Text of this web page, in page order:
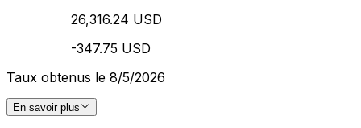
26,316.24 USD
-347.75 USD
Taux obtenus le 8/5/2026
En savoir plus